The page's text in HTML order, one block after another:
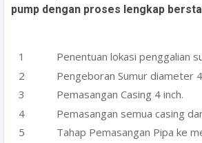
pump dengan proses lengkap
Penentuan lokasi penggalian
Pengeboran Sumur diameter
Pemasangan Casing 4 inch.
Pemasangan semua casing
Tahap Pemasangan Pipa ke